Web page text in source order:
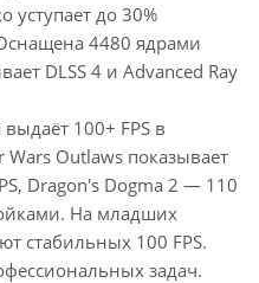
уступает до 30%
4480 ядрами
DLSS 4 и Advanced Ray
100+ FPS в
Wars Outlaws показывает
Dragon's Dogma 2 — 110
На младших
стабильных 100 FPS.
задач.